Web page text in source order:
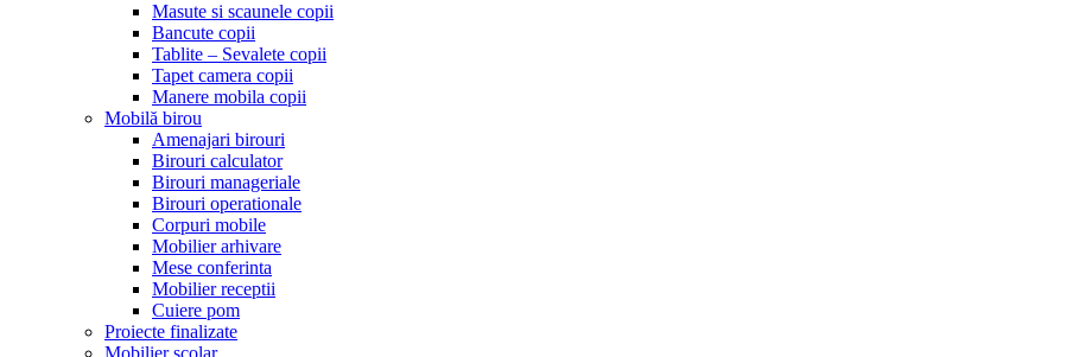
Masute si scaunele copii
Bancute copii
Tablite – Sevalete copii
Tapet camera copii
Manere mobila copii
Mobilă birou
Amenajari birouri
Birouri calculator
Birouri manageriale
Birouri operationale
Corpuri mobile
Mobilier arhivare
Mese conferinta
Mobilier receptii
Cuiere pom
Proiecte finalizate
Mobilier școlar